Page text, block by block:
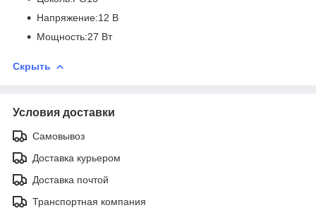
Напряжение:12 В
Мощность:27 Вт
Скрыть
Условия доставки
Самовывоз
Доставка курьером
Доставка почтой
Транспортная компания